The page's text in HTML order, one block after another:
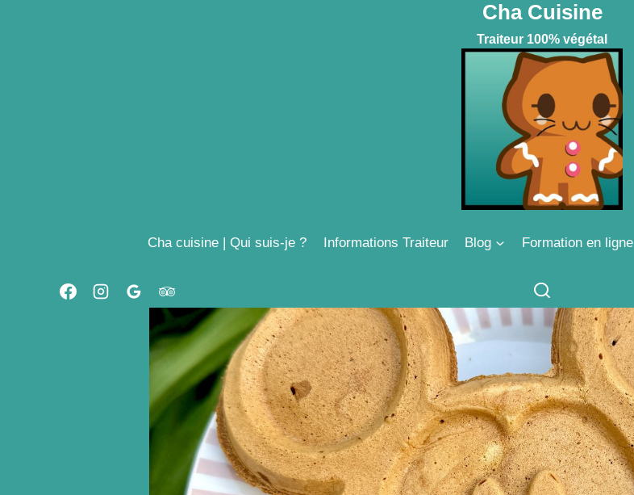
Cha Cuisine
Traiteur 100% végétal
Cha cuisine | Qui suis-je ? Informations Traiteur Blog Formation en ligne